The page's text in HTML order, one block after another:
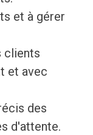
et à gérer
clients
et avec
des
d'attente.